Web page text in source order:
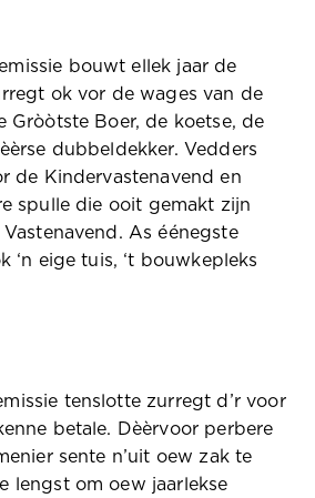
bouwt ellek jaar de
ok vor de wages van de
Gròòtste Boer, de koetse, de
dubbeldekker. Vedders
de Kindervastenavend en
spulle die ooit gemakt zijn
As éénegste
‘n eige tuis, ‘t bouwkepleks
tenslotte zurregt d’r voor
betale. Dèèrvoor perbere
sente n’uit oew zak te
lengst om oew jaarlekse